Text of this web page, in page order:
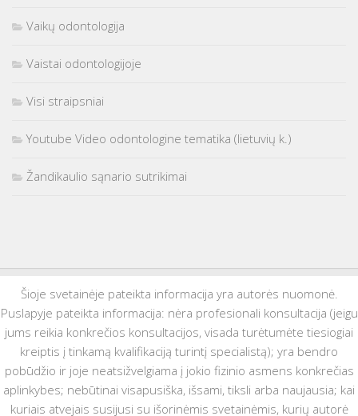
Vaikų odontologija
Vaistai odontologijoje
Visi straipsniai
Youtube Video odontologine tematika (lietuvių k.)
Žandikaulio sąnario sutrikimai
Šioje svetainėje pateikta informacija yra autorės nuomonė.
Puslapyje pateikta informacija: nėra profesionali konsultacija (jeigu
jums reikia konkrečios konsultacijos, visada turėtumėte tiesiogiai
kreiptis į tinkamą kvalifikaciją turintį specialistą); yra bendro
pobūdžio ir joje neatsižvelgiama į jokio fizinio asmens konkrečias
aplinkybes; nebūtinai visapusiška, išsami, tiksli arba naujausia; kai
kuriais atvejais susijusi su išorinėmis svetainėmis, kurių autorė